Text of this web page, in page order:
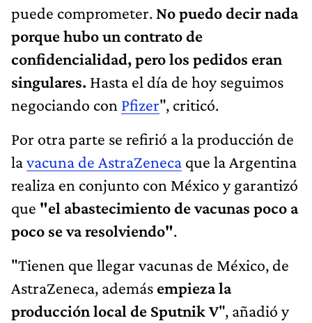
puede comprometer. No puedo decir nada
porque hubo un contrato de
confidencialidad, pero los pedidos eran
singulares. Hasta el día de hoy seguimos
negociando con Pfizer", criticó.
Por otra parte se refirió a la producción de
lavacuna de AstraZeneca que la Argentina
realiza en conjunto con México y garantizó
que "el abastecimiento de vacunas poco a
poco se va resolviendo".
"Tienen que llegar vacunas de México, de
AstraZeneca, además empieza la
producción local de Sputnik V", añadió y